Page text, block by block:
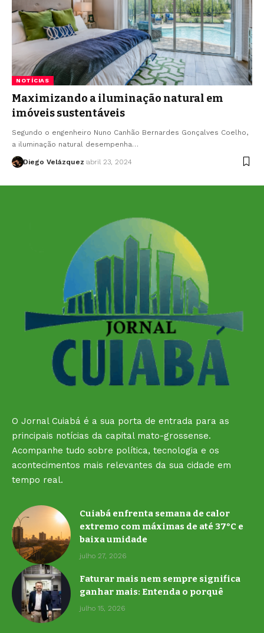
NOTÍCIAS
Maximizando a iluminação natural em
imóveis sustentáveis
Segundo o engenheiro Nuno Canhão Bernardes Gonçalves Coelho,
a iluminação natural desempenha…
Diego Velázquez abril 23, 2024
O Jornal Cuiabá é a sua porta de entrada para as
principais notícias da capital mato-grossense.
Acompanhe tudo sobre política, tecnologia e os
acontecimentos mais relevantes da sua cidade em
tempo real.
Cuiabá enfrenta semana de calor
extremo com máximas de até 37°C e
baixa umidade
julho 27, 2026
Faturar mais nem sempre significa
ganhar mais: Entenda o porquê
julho 15, 2026